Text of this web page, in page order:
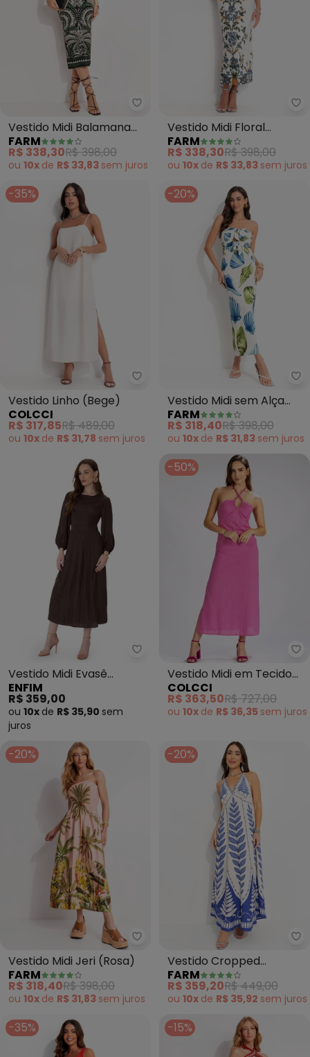
Farm - Vestido Midi Balamana
Vestido Midi Balamana
(Verde)
FARM
R$ 338,30R$ 398,00
ou 10x de R$ 33,83 sem juros
Vestido Midi Floral
Penelope (Off White)
FARM
R$ 338,30R$ 398,00
ou 10x de R$ 33,83 sem juros
-35%
Colcci - Vestido Linho (Bege)
Vestido Linho (Bege)
COLCCI
R$ 317,85R$ 489,00
ou 10x de R$ 31,78 sem juros
-20%
Vestido Midi sem Alça
Concha Litoral (Off
White)
FARM
R$ 318,40R$ 398,00
ou 10x de R$ 31,83 sem juros
Enfim - Vestido Midi Evasê
Vestido Midi Evasê
Acetinado (Marrom
Escuro)
ENFIM
R$ 359,00
ou 10x de R$ 35,90 sem
juros
-50%
Vestido Midi em Tecido
Bordado (Rosa)
COLCCI
R$ 363,50R$ 727,00
ou 10x de R$ 36,35 sem juros
-20%
Farm - Vestido Midi Jeri (Rosa)
Vestido Midi Jeri (Rosa)
FARM
R$ 318,40R$ 398,00
ou 10x de R$ 31,83 sem juros
-20%
Vestido Cropped
Samambaia (Azul)
FARM
R$ 359,20R$ 449,00
ou 10x de R$ 35,92 sem juros
-35% -15%